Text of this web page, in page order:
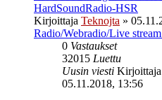
HardSoundRadio-HSR
Kirjoittaja Teknojta »
Radio/Webradio/Live
0 Vastaukset
32015 Luettu
Uusin viesti Kirjoittaja
05.11.2018, 13:56